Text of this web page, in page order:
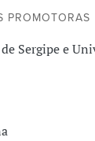
PROMOTORAS
Sergipe e